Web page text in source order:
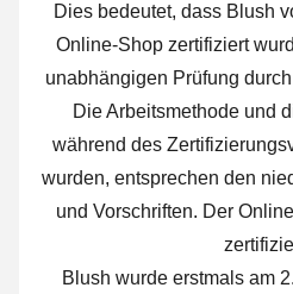
Dies bedeutet, dass Blush
Online-Shop zertifiziert
unabhängigen Prüfung
Die Arbeitsmethode und
während des
wurden, entsprechen den
und Vorschriften. Der
Blush wurde erstmals am